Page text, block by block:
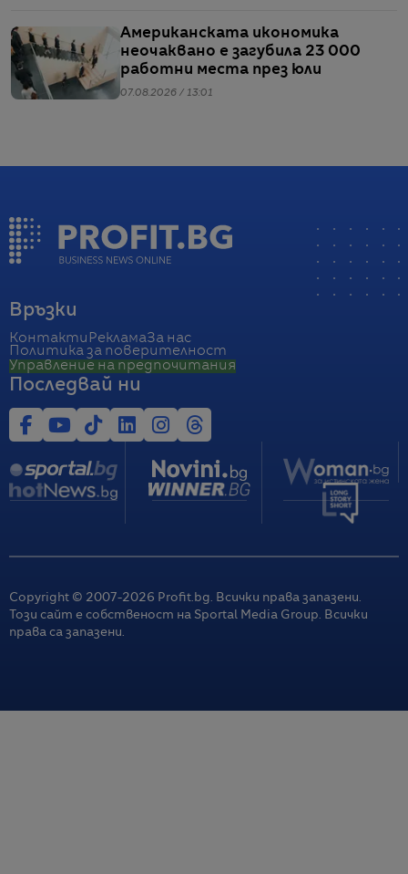
Американската икономика
неочаквано е загубила 23 000
работни места през юли
07.08.2026 / 13:01
Връзки
Контакти РекламаЗа нас
Политика за поверителност
Управление на предпочитания
Последвай ни
Copyright © 2007-2026 Profit.bg. Всички права запазени.
Този сайт е собственост на Sportal Media Group. Всички
права са запазени.